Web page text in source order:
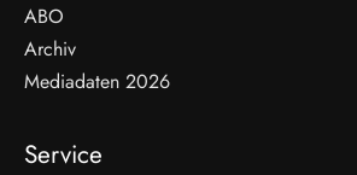
ABO
Archiv
Mediadaten 2026
Service